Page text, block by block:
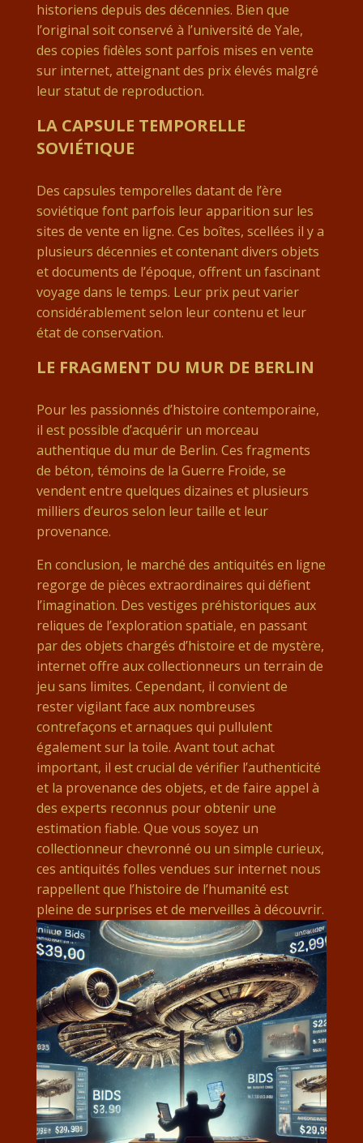
historiens depuis des décennies. Bien que
l’original soit conservé à l’université de Yale,
des copies fidèles sont parfois mises en vente
sur internet, atteignant des prix élevés malgré
leur statut de reproduction.
LA CAPSULE TEMPORELLE
SOVIÉTIQUE
Des capsules temporelles datant de l’ère
soviétique font parfois leur apparition sur les
sites de vente en ligne. Ces boîtes, scellées il y a
plusieurs décennies et contenant divers objets
et documents de l’époque, offrent un fascinant
voyage dans le temps. Leur prix peut varier
considérablement selon leur contenu et leur
état de conservation.
LE FRAGMENT DU MUR DE BERLIN
Pour les passionnés d’histoire contemporaine,
il est possible d’acquérir un morceau
authentique du mur de Berlin. Ces fragments
de béton, témoins de la Guerre Froide, se
vendent entre quelques dizaines et plusieurs
milliers d’euros selon leur taille et leur
provenance.
En conclusion, le marché des antiquités en ligne
regorge de pièces extraordinaires qui défient
l’imagination. Des vestiges préhistoriques aux
reliques de l’exploration spatiale, en passant
par des objets chargés d’histoire et de mystère,
internet offre aux collectionneurs un terrain de
jeu sans limites. Cependant, il convient de
rester vigilant face aux nombreuses
contrefaçons et arnaques qui pullulent
également sur la toile. Avant tout achat
important, il est crucial de vérifier l’authenticité
et la provenance des objets, et de faire appel à
des experts reconnus pour obtenir une
estimation fiable. Que vous soyez un
collectionneur chevronné ou un simple curieux,
ces antiquités folles vendues sur internet nous
rappellent que l’histoire de l’humanité est
pleine de surprises et de merveilles à découvrir.